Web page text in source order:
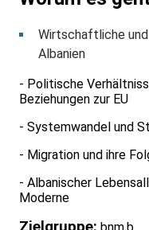
Wirtschaftliche und
Albanien
- Politische
Beziehungen zur EU
- Systemwandel und
- Migration und ihre
- Albanischer
Moderne
Zielgruppe: bnm,b